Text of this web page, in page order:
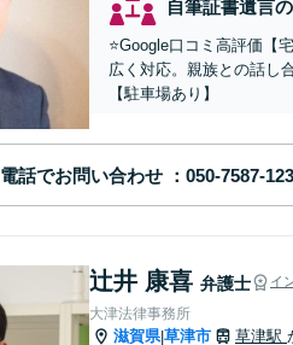
自筆証書遺言
⭐️Google口コミ高評価【
広く対応。親族との話し
【駐車場あり】
電話でお問い合わせ
辻井 康喜 弁護士 イ
大津法律事務所
滋賀県|草津市 草津駅